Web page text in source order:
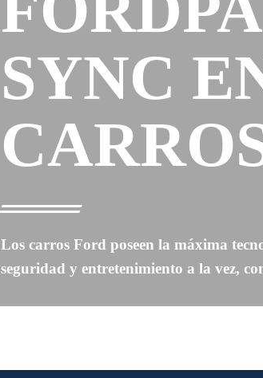
SYNC
Los carros Ford poseen la máxima
seguridad y entretenimiento a la vez,